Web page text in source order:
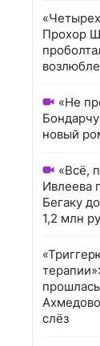
Прохор
«Не
новый
«Всё,
Ивлеева
Бегаку
1,2 млн
слёз